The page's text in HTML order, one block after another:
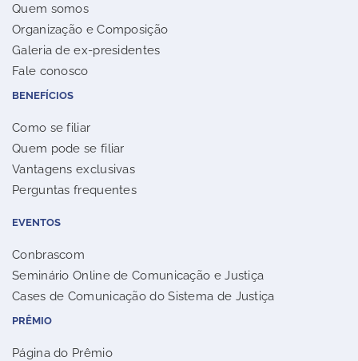
Quem somos
Organização e Composição
Galeria de ex-presidentes
Fale conosco
BENEFÍCIOS
Como se filiar
Quem pode se filiar
Vantagens exclusivas
Perguntas frequentes
EVENTOS
Conbrascom
Seminário Online de Comunicação e Justiça
Cases de Comunicação do Sistema de Justiça
PRÊMIO
Página do Prêmio